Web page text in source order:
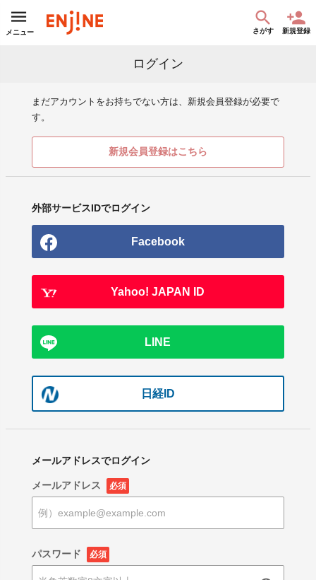
メニュー さがす 新規登録
ログイン
まだアカウントをお持ちでない方は、新規会員登録が必要で
す。
新規会員登録はこちら
外部サービスIDでログイン
Facebook
Yahoo! JAPAN ID
LINE
日経ID
メールアドレスでログイン
メールアドレス 必須
パスワード 必須